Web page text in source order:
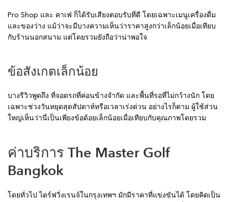
Pro Shop และ คาเฟ่ ก็ได้รับเสียงตอบรับที่ดี โดยเฉพาะเมนูเครื่องดื่ม
และของว่าง แม้ว่าจะมีบางความเห็นว่าราคาสูงกว่าเล็กน้อยเมื่อเทียบ
กับร้านนอกสนาม แต่โดยรวมยังถือว่าน่าพอใจ
ข้อสังเกตเล็กน้อย
บางรีวิวพูดถึง ที่จอดรถที่ค่อนข้างจำกัด และพื้นที่รอที่ไม่กว้างนัก โดย
เฉพาะช่วงวันหยุดสุดสัปดาห์หรือเวลาเร่งด่วน อย่างไรก็ตาม ผู้ใช้ส่วน
ใหญ่เห็นว่านี่เป็นเพียงข้อด้อยเล็กน้อยเมื่อเทียบกับคุณภาพโดยรวม
ค่าบริการ The Master Golf
Bangkok
โดยทั่วไป ไดร์ฟวิ่งเรนจ์ในกรุงเทพฯ มักมีราคาที่แข่งขันได้ โดยคิดเป็น